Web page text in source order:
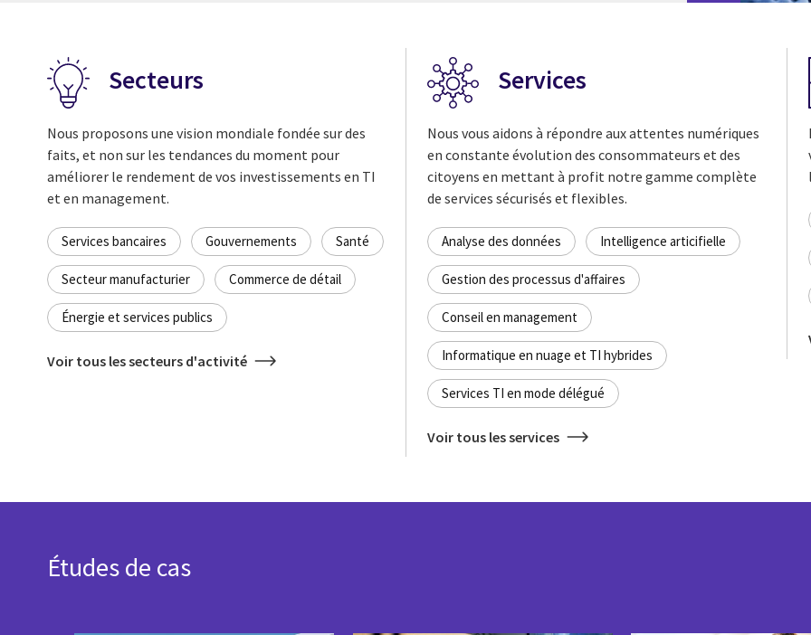
Secteurs
Nous proposons une vision mondiale fondée sur des
faits, et non sur les tendances du moment pour
améliorer le rendement de vos investissements en TI
et en management.
Services bancaires Gouvernements Santé
Secteur manufacturier Commerce de détail
Énergie et services publics
Voir tous les secteurs d'activité
Services
Nous vous aidons à répondre aux attentes numériques
en constante évolution des consommateurs et des
citoyens en mettant à profit notre gamme complète
de services sécurisés et flexibles.
Analyse des données Intelligence articifielle
Gestion des processus d'affaires
Conseil en management
Informatique en nuage et TI hybrides
Services TI en mode délégué
Voir tous les services
Études de cas